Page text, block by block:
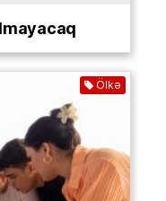
Ölkə